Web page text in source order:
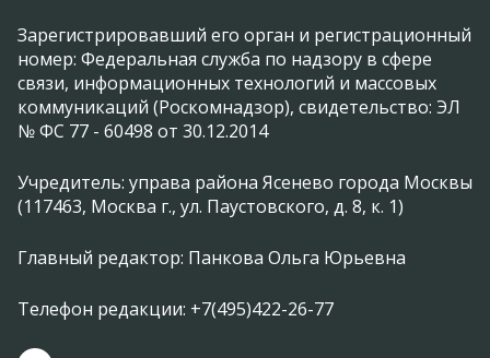
Зарегистрировавший его орган и регистрационный
номер: Федеральная служба по надзору в сфере
связи, информационных технологий и массовых
коммуникаций (Роскомнадзор), свидетельство: ЭЛ
№ ФС 77 - 60498 от 30.12.2014
Учредитель: управа района Ясенево города Москвы
(117463, Москва г., ул. Паустовского, д. 8, к. 1)
Главный редактор: Панкова Ольга Юрьевна
Телефон редакции: +7(495)422-26-77